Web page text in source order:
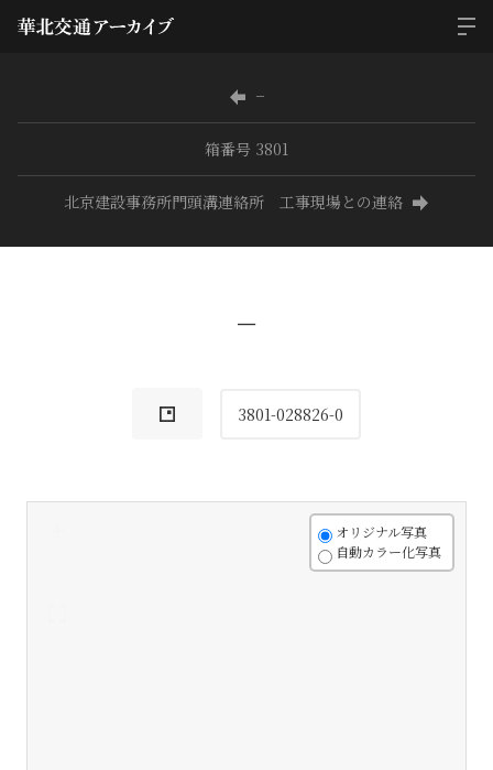
−
箱番号 3801
北京建設事務所門頭溝連絡所 工事現場との連絡
−
3801-028826-0
オリジナル写真
自動カラー化写真